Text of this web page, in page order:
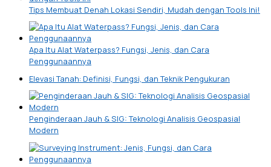
Tips Membuat Denah Lokasi Sendiri, Mudah dengan Tools Ini!
Apa Itu Alat Waterpass? Fungsi, Jenis, dan Cara
Penggunaannya
Elevasi Tanah: Definisi, Fungsi, dan Teknik Pengukuran
Penginderaan Jauh & SIG: Teknologi Analisis Geospasial
Modern